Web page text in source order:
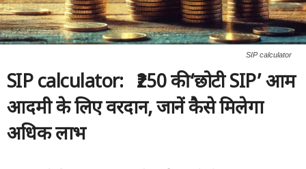
SIP calculator
SIP calculator: ₹250 की ‘छोटी SIP’ आम
आदमी के लिए वरदान, जानें कैसे मिलेगा
अधिक लाभ